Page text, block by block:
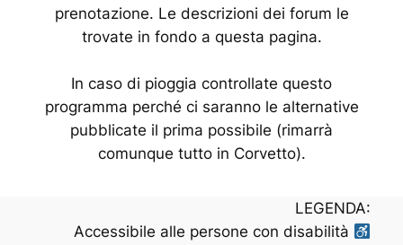
prenotazione. Le descrizioni dei forum le
trovate in fondo a questa pagina.
In caso di pioggia controllate questo
programma perché ci saranno le alternative
pubblicate il prima possibile (rimarrà
comunque tutto in Corvetto).
LEGENDA:
Accessibile alle persone con disabilità